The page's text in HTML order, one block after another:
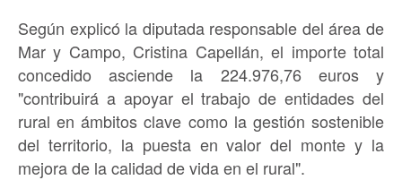
Según explicó la diputada responsable del área de
Mar y Campo, Cristina Capellán, el importe total
concedido asciende la 224.976,76 euros y
"contribuirá a apoyar el trabajo de entidades del
rural en ámbitos clave como la gestión sostenible
del territorio, la puesta en valor del monte y la
mejora de la calidad de vida en el rural".